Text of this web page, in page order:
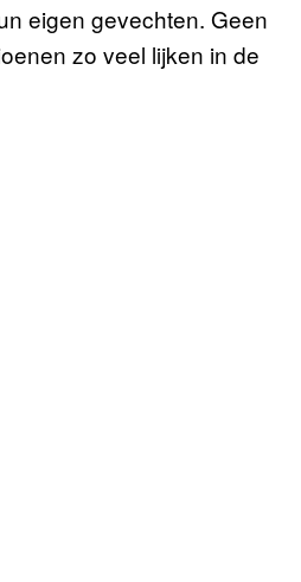
eigen gevechten. Geen
zo veel lijken in de